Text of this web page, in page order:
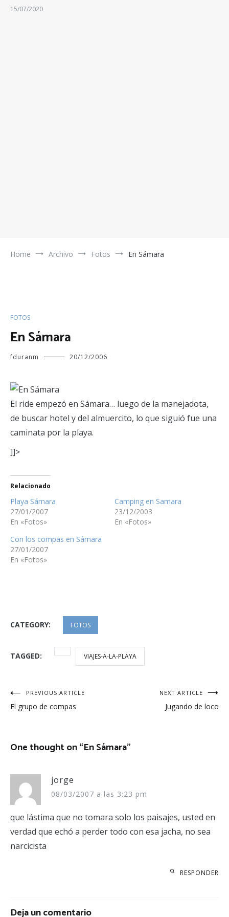
15/07/2020
Home Archivo Fotos En Sámara
FOTOS
En Sámara
fduranm 20/12/2006
El ride empezó en Sámara… luego de la manejadota,
de buscar hotel y del almuercito, lo que siguió fue una
caminata por la playa.
]]>
Relacionado
Playa Sámara
27/01/2007
En «Fotos»
Camping en Samara
23/12/2003
En «Fotos»
Con los compas en Sámara
27/01/2007
En «Fotos»
CATEGORY: FOTOS
TAGGED: VIAJES-A-LA-PLAYA
Navegación
de
PREVIOUS ARTICLE
El grupo de compas
NEXT ARTICLE
Jugando de loco
One thought on “En Sámara”
jorge
08/03/2007 a las 3:23 pm
que lástima que no tomara solo los paisajes, usted en
verdad que echó a perder todo con esa jacha, no sea
narcicista
RESPONDER
Deja un comentario